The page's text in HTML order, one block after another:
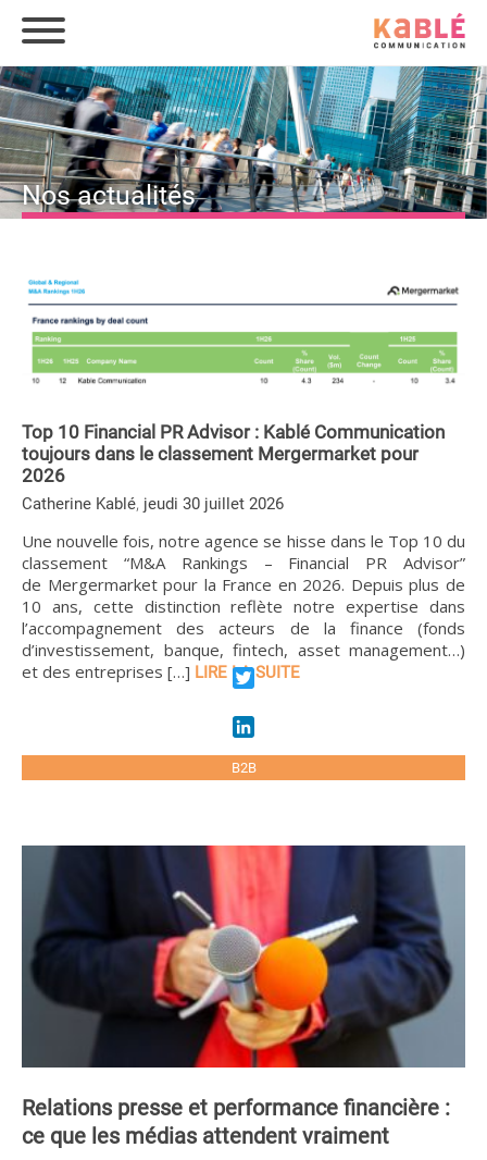
Nos actualités
Top 10 Financial PR Advisor : Kablé Communication
toujours dans le classement Mergermarket pour
2026
Catherine Kablé, jeudi 30 juillet 2026
Une nouvelle fois, notre agence se hisse dans le Top 10 du
classement “M&A Rankings – Financial PR Advisor”
de Mergermarket pour la France en 2026. Depuis plus de
10 ans, cette distinction reflète notre expertise dans
l’accompagnement des acteurs de la finance (fonds
d’investissement, banque, fintech, asset management…)
et des entreprises […] LIRE LA SUITE
Twitter
B2B
Relations presse et performance financière :
ce que les médias attendent vraiment